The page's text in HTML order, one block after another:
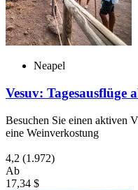
Neapel
Vesuv: Tagesausflüge
Besuchen Sie einen aktiven
eine Weinverkostung
4,2 (1.972)
Ab
17,34 $